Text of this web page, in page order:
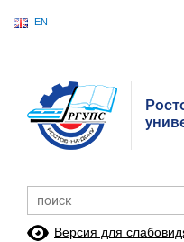
EN
Версия для